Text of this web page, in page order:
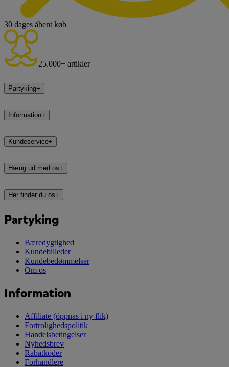
30 dages åbent køb
25.000+ artikler
Partyking+
Information+
Kundeservice+
Hæng ud med os+
Her finder du os+
Partyking
Bæredygtighed
Kundebilleder
Kundebedømmelser
Om os
Information
Affiliate (öppnas i ny flik)
Fortrolighedspolitik
Handelsbetingelser
Nyhedsbrev
Rabatkoder
Forhandlere